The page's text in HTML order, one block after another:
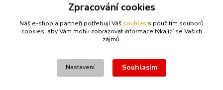
+420 603 334 280
Po - Ne ( 8:00 - 20:00 hod )
Zpracování cookies
Náš e-shop a partneři potřebují Váš souhlas s použitím souborů
cookies, aby Vám mohli zobrazovat informace týkající se Vašich
zájmů.
Nastavení Souhlasím